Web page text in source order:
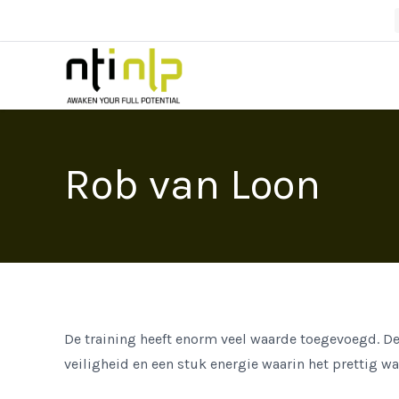
Rob van Loon
De training heeft enorm veel waarde toegevoegd.
veiligheid en een stuk energie waarin het prettig